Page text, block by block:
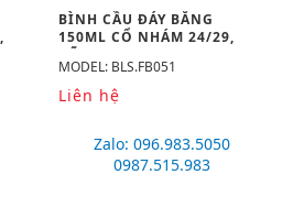
BÌNH CẦU ĐÁY BẰNG
150ML CỔ NHÁM 24/29,
HÃNG BIOHALL
MODEL: BLS.FB051
Liên hệ
Zalo: 096.983.5050
0987.515.983